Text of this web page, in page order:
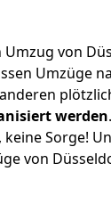
von
Umzüge
werden
Sorge!
von